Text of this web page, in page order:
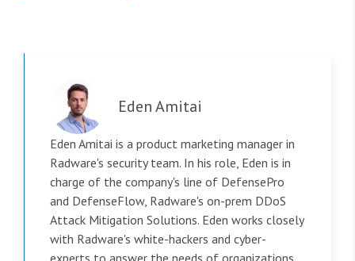
Eden Amitai
Eden Amitai is a product marketing manager in
Radware's security team. In his role, Eden is in
charge of the company's line of DefensePro
and DefenseFlow, Radware's on-prem DDoS
Attack Mitigation Solutions. Eden works closely
with Radware's white-hackers and cyber-